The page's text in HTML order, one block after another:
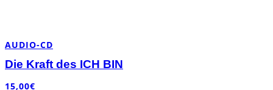
AUDIO-CD
Die Kraft des ICH BIN
15,00€